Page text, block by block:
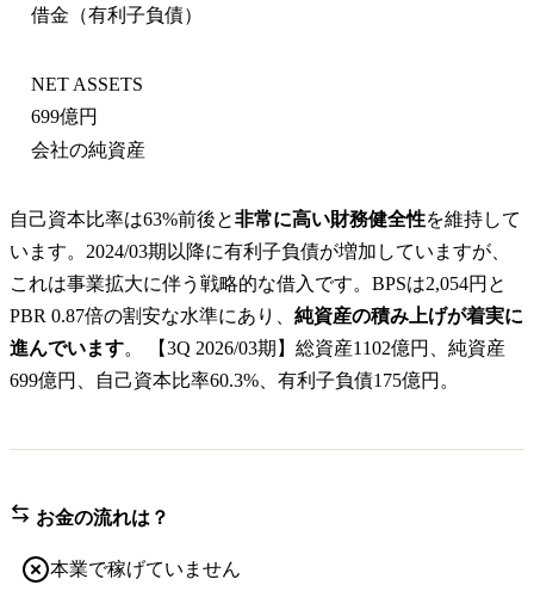
借金（有利子負債）
NET ASSETS
699億円
会社の純資産
自己資本比率は63%前後と非常に高い財務健全性を維持して
います。2024/03期以降に有利子負債が増加していますが、
これは事業拡大に伴う戦略的な借入です。BPSは2,054円と
PBR 0.87倍の割安な水準にあり、 純資産の積み上げが着実に
進んでいます。 【3Q 2026/03期】総資産1102億円、純資産
699億円、自己資本比率60.3%、有利子負債175億円。
お金の流れは？
本業で稼げていません